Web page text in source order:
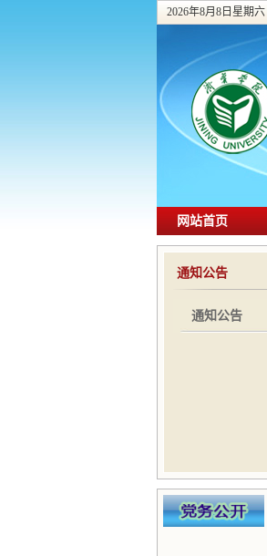
2026年8月8日星期六
网站首页
通知公告
通知公告